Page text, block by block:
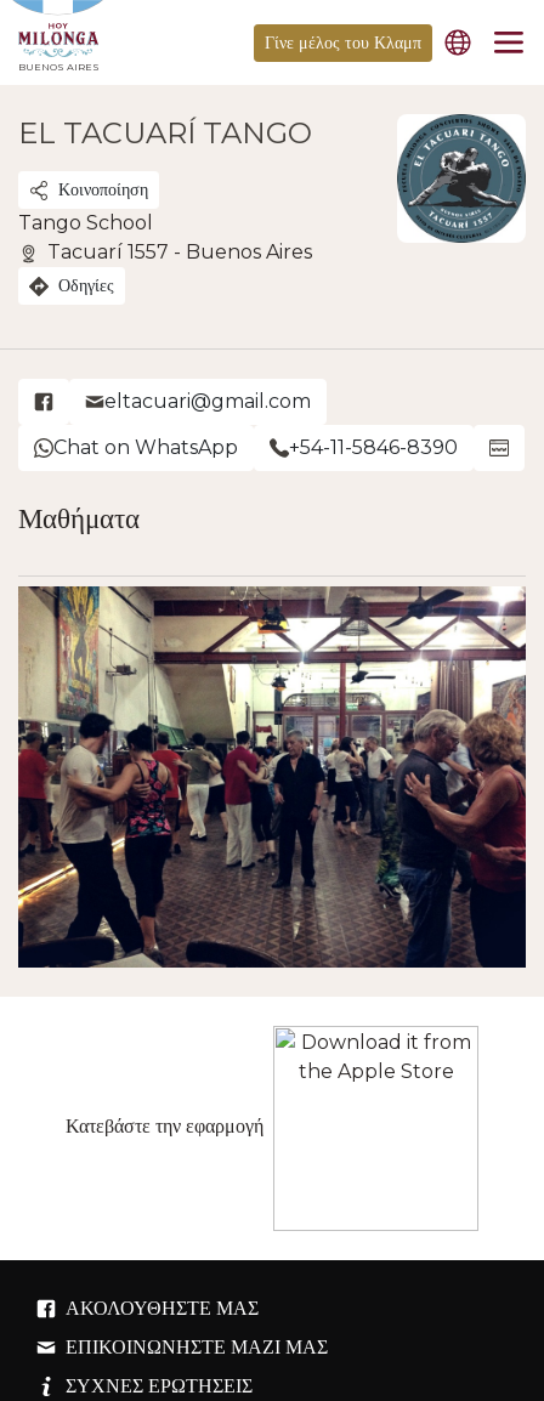
BUENOS AIRES
Γίνε μέλος του Κλαμπ
EL TACUARÍ TANGO
Κοινοποίηση
Tango School
Tacuarí 1557 - Buenos Aires
Οδηγίες
eltacuari@gmail.com
Chat on WhatsApp
+54-11-5846-8390
Μαθήματα
Κατεβάστε την εφαρμογή
ΑΚΟΛΟΥΘΉΣΤΕ ΜΑΣ
ΕΠΙΚΟΙΝΩΝΉΣΤΕ ΜΑΖΊ ΜΑΣ
ΣΥΧΝΈΣ ΕΡΩΤΉΣΕΙΣ